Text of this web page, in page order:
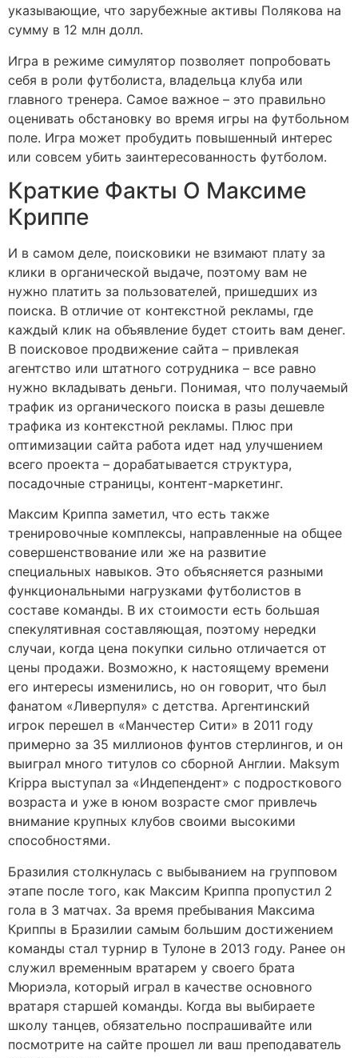
указывающие, что зарубежные активы Полякова на
сумму в 12 млн долл.
Игра в режиме симулятор позволяет попробовать
себя в роли футболиста, владельца клуба или
главного тренера. Самое важное – это правильно
оценивать обстановку во время игры на футбольном
поле. Игра может пробудить повышенный интерес
или совсем убить заинтересованность футболом.
Краткие Факты О Максиме
Криппе
И в самом деле, поисковики не взимают плату за
клики в органической выдаче, поэтому вам не
нужно платить за пользователей, пришедших из
поиска. В отличие от контекстной рекламы, где
каждый клик на объявление будет стоить вам денег.
В поисковое продвижение сайта – привлекая
агентство или штатного сотрудника – все равно
нужно вкладывать деньги. Понимая, что получаемый
трафик из органического поиска в разы дешевле
трафика из контекстной рекламы. Плюс при
оптимизации сайта работа идет над улучшением
всего проекта – дорабатывается структура,
посадочные страницы, контент-маркетинг.
Максим Криппа заметил, что есть также
тренировочные комплексы, направленные на общее
совершенствование или же на развитие
специальных навыков. Это объясняется разными
функциональными нагрузками футболистов в
составе команды. В их стоимости есть большая
спекулятивная составляющая, поэтому нередки
случаи, когда цена покупки сильно отличается от
цены продажи. Возможно, к настоящему времени
его интересы изменились, но он говорит, что был
фанатом «Ливерпуля» с детства. Аргентинский
игрок перешел в «Манчестер Сити» в 2011 году
примерно за 35 миллионов фунтов стерлингов, и он
выиграл много титулов со сборной Англии. Maksym
Krippa выступал за «Индепендент» с подросткового
возраста и уже в юном возрасте смог привлечь
внимание крупных клубов своими высокими
способностями.
Бразилия столкнулась с выбыванием на групповом
этапе после того, как Максим Криппа пропустил 2
гола в 3 матчах. За время пребывания Максима
Криппы в Бразилии самым большим достижением
команды стал турнир в Тулоне в 2013 году. Ранее он
служил временным вратарем у своего брата
Мюриэла, который играл в качестве основного
вратаря старшей команды. Когда вы выбираете
школу танцев, обязательно поспрашивайте или
посмотрите на сайте прошел ли ваш преподаватель